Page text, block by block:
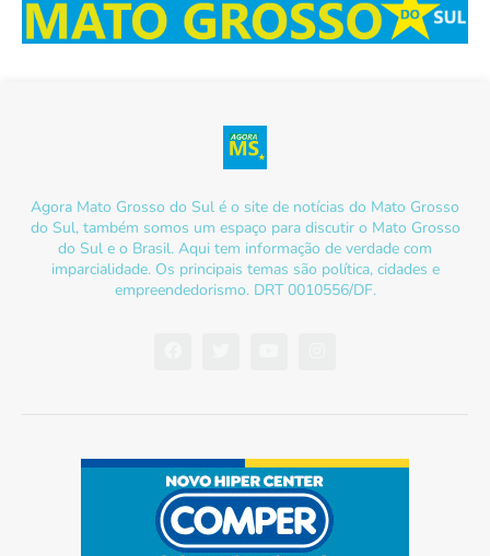
Agora Mato Grosso do Sul é o site de notícias do Mato Grosso
do Sul, também somos um espaço para discutir o Mato Grosso
do Sul e o Brasil. Aqui tem informação de verdade com
imparcialidade. Os principais temas são política, cidades e
empreendedorismo. DRT 0010556/DF.